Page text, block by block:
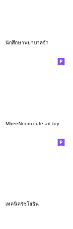
นักศึกษาพยาบาลจ้า
MheeNoom cute art toy
เทคนิครัชโยธิน